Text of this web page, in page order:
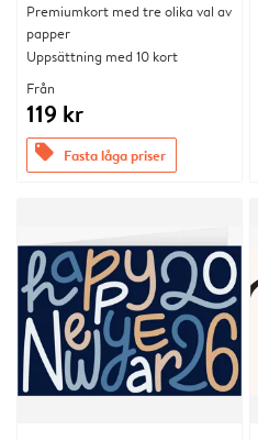
Premiumkort med tre olika val av
papper
Uppsättning med 10 kort
Från
119 kr
offers Fasta låga priser